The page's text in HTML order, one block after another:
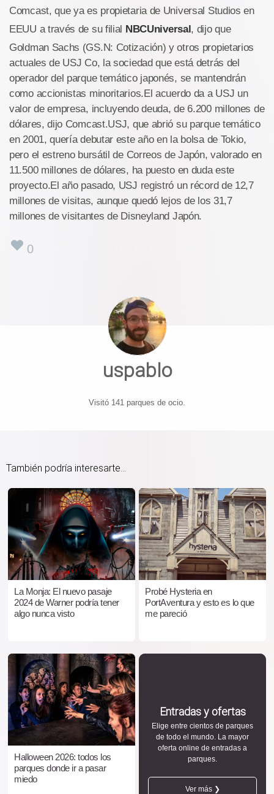
Comcast, que ya es propietaria de Universal Studios en
EEUU a través de su filial NBCUniversal , dijo que
Goldman Sachs (GS.N: Cotización) y otros propietarios
actuales de USJ Co, la sociedad que está detrás del
operador del parque temático japonés, se mantendrán
como accionistas minoritarios.El acuerdo da a USJ un
valor de empresa, incluyendo deuda, de 6.200 millones de
dólares, dijo Comcast.USJ, que abrió su parque temático
en 2001, quería debutar este año en la bolsa de Tokio,
pero el estreno bursátil de Correos de Japón, valorado en
11.500 millones de dólares, ha puesto en duda este
proyecto.El año pasado, USJ registró un récord de 12,7
millones de visitas, aunque quedó lejos de los 31,7
millones de visitantes de Disneyland Japón.
0
uspablo
Visitó 141 parques de ocio.
También podría interesarte...
La Monja: El nuevo pasaje
2024 de Warner podría tener
algo nunca visto
Probé Hysteria en
PortAventura y esto es lo que
me pareció
Halloween 2026: todos los
parques donde ir a pasar
miedo
Entradas y ofertas
Elige entre cientos de parques
de todo el mundo. La mayor
oferta online de entradas a
parques.
Ver más ❯